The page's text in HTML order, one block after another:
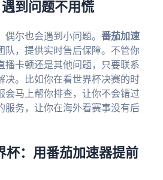
到问题不用慌
尔也会遇到小问题。 番茄加速
队，提供实时售后保障。不管你
播卡顿还是其他问题，只要联系
决。比如你在看世界杯决赛的时
会马上帮你排查，让你不会错过
服务，让你在海外看赛事没有后
杯：用番茄加速器提前